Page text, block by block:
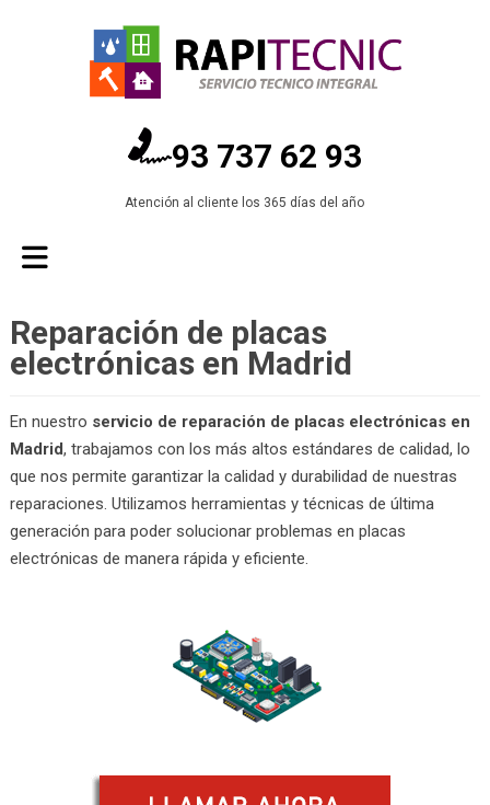
93 737 62 93
Atención al cliente los 365 días del año
Reparación de placas
electrónicas en Madrid
En nuestro servicio de reparación de placas electrónicas en
Madrid, trabajamos con los más altos estándares de calidad, lo
que nos permite garantizar la calidad y durabilidad de nuestras
reparaciones. Utilizamos herramientas y técnicas de última
generación para poder solucionar problemas en placas
electrónicas de manera rápida y eficiente.